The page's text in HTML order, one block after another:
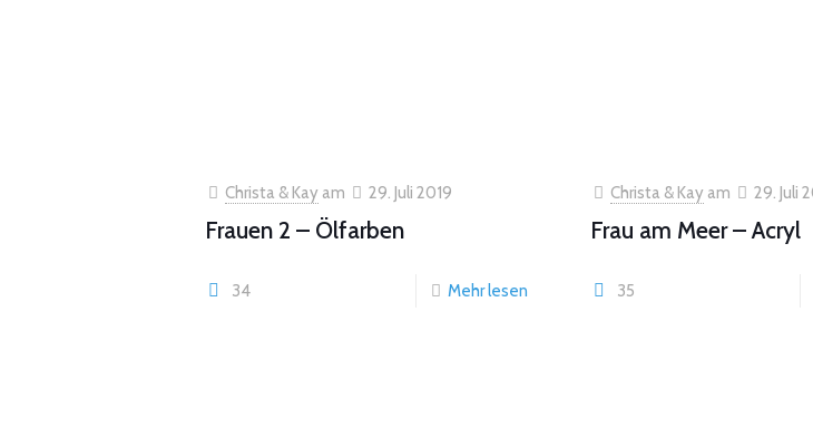
Christa & Kay am 29. Juli 2019
Frauen 2 – Ölfarben
34 Mehr lesen
Christa & Kay am 29. Juli
Frau am Meer – Acryl
35